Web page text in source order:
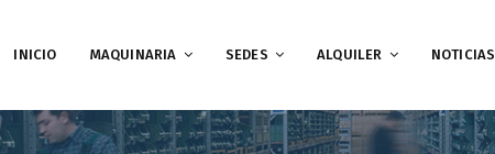
INICIO MAQUINARIA SEDES ALQUILER NOTICIAS